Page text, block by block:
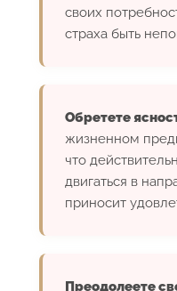
своих
страха быть
Обретете
жизненном
что
двигаться в
приносит
Преодолеете